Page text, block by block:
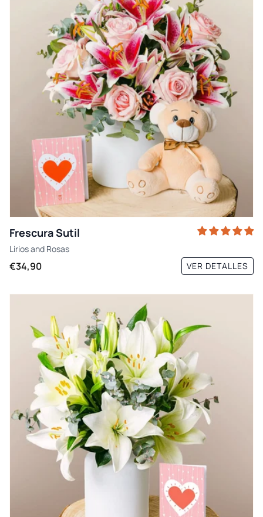
Frescura Sutil
Liriosand Rosas
€34,90 VER DETALLES